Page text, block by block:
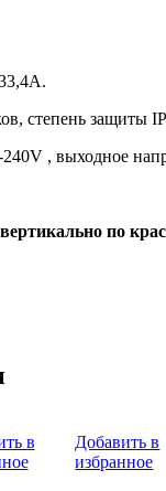
степень защиты
, выходное
по
в
Добавить в
избранное